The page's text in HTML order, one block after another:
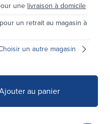
unelivraison à domicile
pour un retrait au magasin à
un autre magasin
au panier